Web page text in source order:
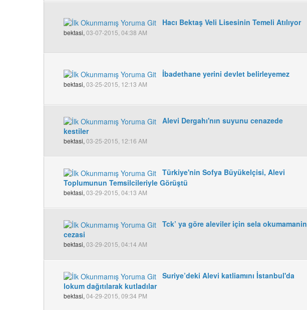
Hacı Bektaş Veli Lisesinin Temeli Atılıyor
bektasi,03-07-2015, 04:38 AM
İbadethane yerini devlet belirleyemez
bektasi,03-25-2015, 12:13 AM
Alevi Dergahı'nın suyunu cenazede
kestiler
bektasi, 03-25-2015, 12:16 AM
Türkiye'nin Sofya Büyükelçisi, Alevi
Toplumunun Temsilcileriyle Görüştü
bektasi, 03-29-2015, 04:13 AM
Tck’ ya göre aleviler için sela okumamanin
cezasi
bektasi, 03-29-2015, 04:14 AM
Suriye’deki Alevi katliamını İstanbul'da
lokum dağıtılarak kutladılar
bektasi, 04-29-2015, 09:34 PM